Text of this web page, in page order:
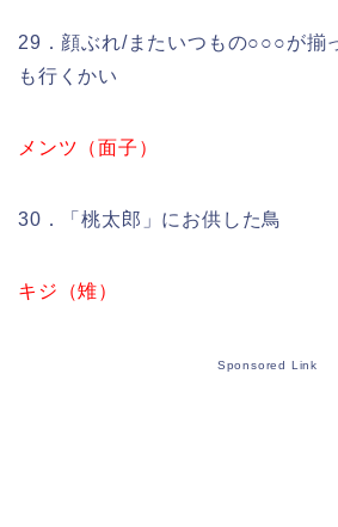
29．顔ぶれ/またいつもの○○○が揃
も行くかい
メンツ（面子）
30．「桃太郎」にお供した鳥
キジ（雉）
Sponsored Link